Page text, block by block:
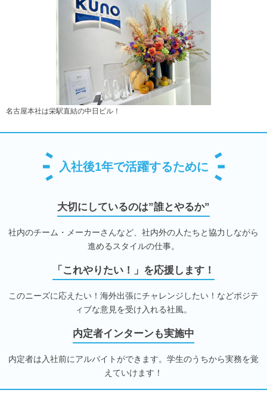
名古屋本社は栄駅直結の中日ビル！
入社後1年で活躍するために
大切にしているのは”誰とやるか”
社内のチーム・メーカーさんなど、社内外の人たちと協力しながら
進めるスタイルの仕事。
「これやりたい！」を応援します！
このニーズに応えたい！海外出張にチャレンジしたい！などポジテ
ィブな意見を受け入れる社風。
内定者インターンも実施中
内定者は入社前にアルバイトができます。学生のうちから実務を覚
えていけます！